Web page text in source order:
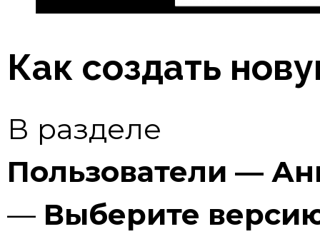
Как создать
В разделе
Пользователи —
— Выберите